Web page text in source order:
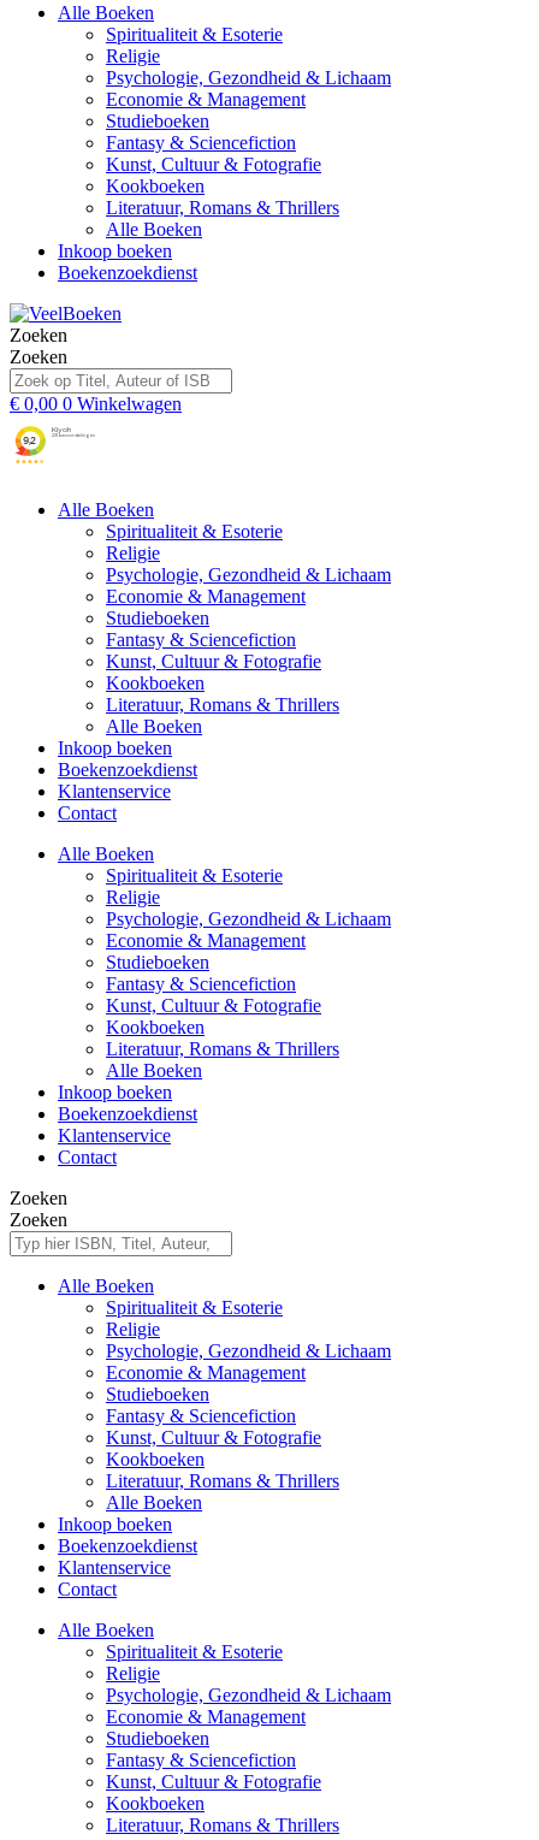
Alle Boeken
Spiritualiteit & Esoterie
Religie
Psychologie, Gezondheid & Lichaam
Economie & Management
Studieboeken
Fantasy & Sciencefiction
Kunst, Cultuur & Fotografie
Kookboeken
Literatuur, Romans & Thrillers
Alle Boeken
Inkoop boeken
Boekenzoekdienst
Zoeken
Zoeken
€ 0,00 0 Winkelwagen
Alle Boeken
Spiritualiteit & Esoterie
Religie
Psychologie, Gezondheid & Lichaam
Economie & Management
Studieboeken
Fantasy & Sciencefiction
Kunst, Cultuur & Fotografie
Kookboeken
Literatuur, Romans & Thrillers
Alle Boeken
Inkoop boeken
Boekenzoekdienst
Klantenservice
Contact
Alle Boeken
Spiritualiteit & Esoterie
Religie
Psychologie, Gezondheid & Lichaam
Economie & Management
Studieboeken
Fantasy & Sciencefiction
Kunst, Cultuur & Fotografie
Kookboeken
Literatuur, Romans & Thrillers
Alle Boeken
Inkoop boeken
Boekenzoekdienst
Klantenservice
Contact
Zoeken
Zoeken
Alle Boeken
Spiritualiteit & Esoterie
Religie
Psychologie, Gezondheid & Lichaam
Economie & Management
Studieboeken
Fantasy & Sciencefiction
Kunst, Cultuur & Fotografie
Kookboeken
Literatuur, Romans & Thrillers
Alle Boeken
Inkoop boeken
Boekenzoekdienst
Klantenservice
Contact
Alle Boeken
Spiritualiteit & Esoterie
Religie
Psychologie, Gezondheid & Lichaam
Economie & Management
Studieboeken
Fantasy & Sciencefiction
Kunst, Cultuur & Fotografie
Kookboeken
Literatuur, Romans & Thrillers